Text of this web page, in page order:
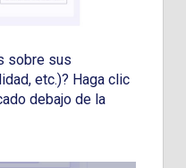
sobre sus
etc.)? Haga clic
debajo de la